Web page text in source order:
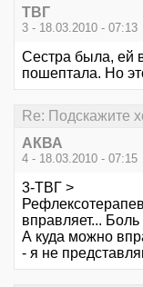
ТВГ
3 - 18.03.2010 - 07:13
Сестра была, ей
пошептала. Но
Re: Подскажите
АКВА
4 - 18.03.2010 - 07:15
3-ТВГ >
вправляет...
А куда можно
- я не